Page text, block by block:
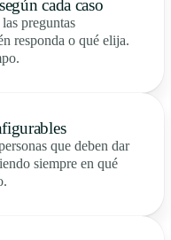
cada caso
preguntas
responda o qué elija.
que deben dar
siempre en qué